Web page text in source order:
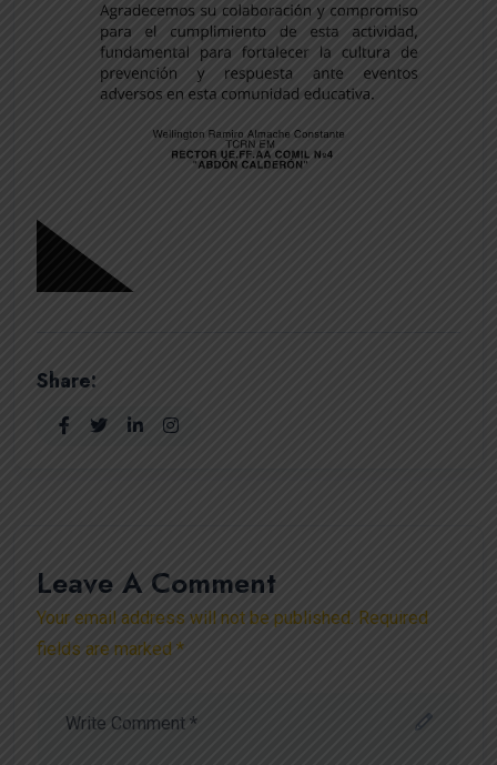
Share:
Leave A Comment
Your email address will not be published. Required
fields are marked *